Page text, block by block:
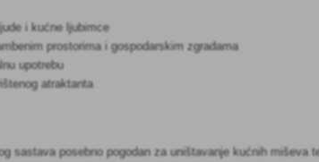
i kućne ljubimce
prostorima i gospodarskim zgradama
upotrebu
atraktanta
sastava posebno pogodan za uništavanje kućnih